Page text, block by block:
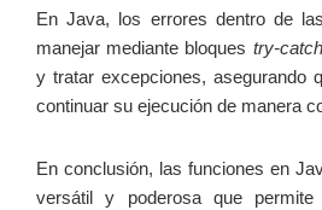
En Java, los errores dentro de
manejar mediante bloques try-catch
y tratar excepciones, asegurando
continuar su ejecución de manera
En conclusión, las funciones en
versátil y poderosa que